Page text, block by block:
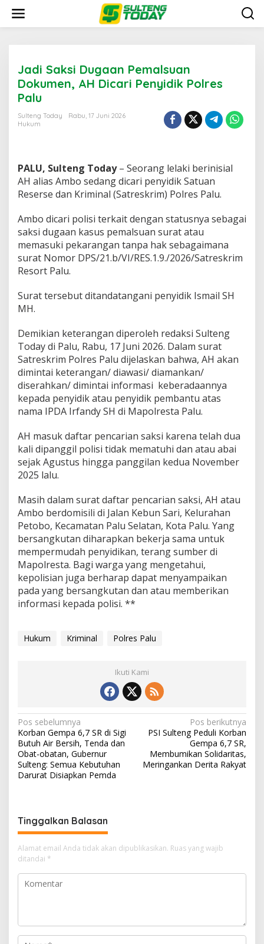
konten
Jadi Saksi Dugaan Pemalsuan
Dokumen, AH Dicari Penyidik Polres
Palu
Sulteng Today
Rabu, 17 Juni 2026
Hukum
PALU, Sulteng Today– Seorang lelaki berinisial
AH alias Ambo sedang dicari penyidik Satuan
Reserse dan Kriminal (Satreskrim) Polres Palu.
Ambo dicari polisi terkait dengan statusnya sebagai
saksi dugaan kasus pemalsuan surat atau
memasuki pekarangan tanpa hak sebagaimana
surat Nomor DPS/21.b/VI/RES.1.9./2026/Satreskrim
Resort Palu.
Surat tersebut ditandatangani penyidik Ismail SH
MH.
Demikian keterangan diperoleh redaksi Sulteng
Today di Palu, Rabu, 17 Juni 2026. Dalam surat
Satreskrim Polres Palu dijelaskan bahwa, AH akan
dimintai keterangan/ diawasi/ diamankan/
diserahkan/ dimintai informasi keberadaannya
kepada penyidik atau penyidik pembantu atas
nama IPDA Irfandy SH di Mapolresta Palu.
AH masuk daftar pencarian saksi karena telah dua
kali dipanggil polisi tidak mematuhi dan atau abai
sejak Agustus hingga panggilan kedua November
2025 lalu.
Masih dalam surat daftar pencarian saksi, AH atau
Ambo berdomisili di Jalan Kebun Sari, Kelurahan
Petobo, Kecamatan Palu Selatan, Kota Palu. Yang
bersangkutan diharapkan bekerja sama untuk
mempermudah penyidikan, terang sumber di
Mapolresta. Bagi warga yang mengetahui,
kepolisian juga berharap dapat menyampaikan
pada yang bersangkutan dan atau memberikan
informasi kepada polisi. **
Hukum Kriminal Polres Palu
Ikuti Kami
Navigasi
pos
Pos sebelumnya
Korban Gempa 6,7 SR di Sigi
Butuh Air Bersih, Tenda dan
Obat-obatan, Gubernur
Sulteng: Semua Kebutuhan
Darurat Disiapkan Pemda
Pos berikutnya
PSI Sulteng Peduli Korban
Gempa 6,7 SR,
Membumikan Solidaritas,
Meringankan Derita Rakyat
Tinggalkan Balasan
Alamat email Anda tidak akan dipublikasikan. Ruas yang wajib
ditandai *